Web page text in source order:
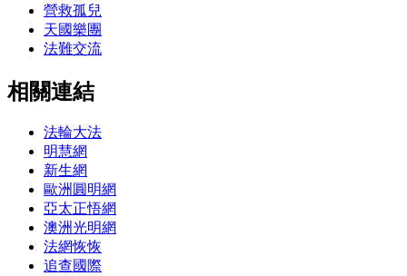
營救孤兒
天國樂團
法難交流
相關連結
法輪大法
明慧網
新生網
歐洲圓明網
亞太正悟網
澳洲光明網
法網恢恢
追查國際